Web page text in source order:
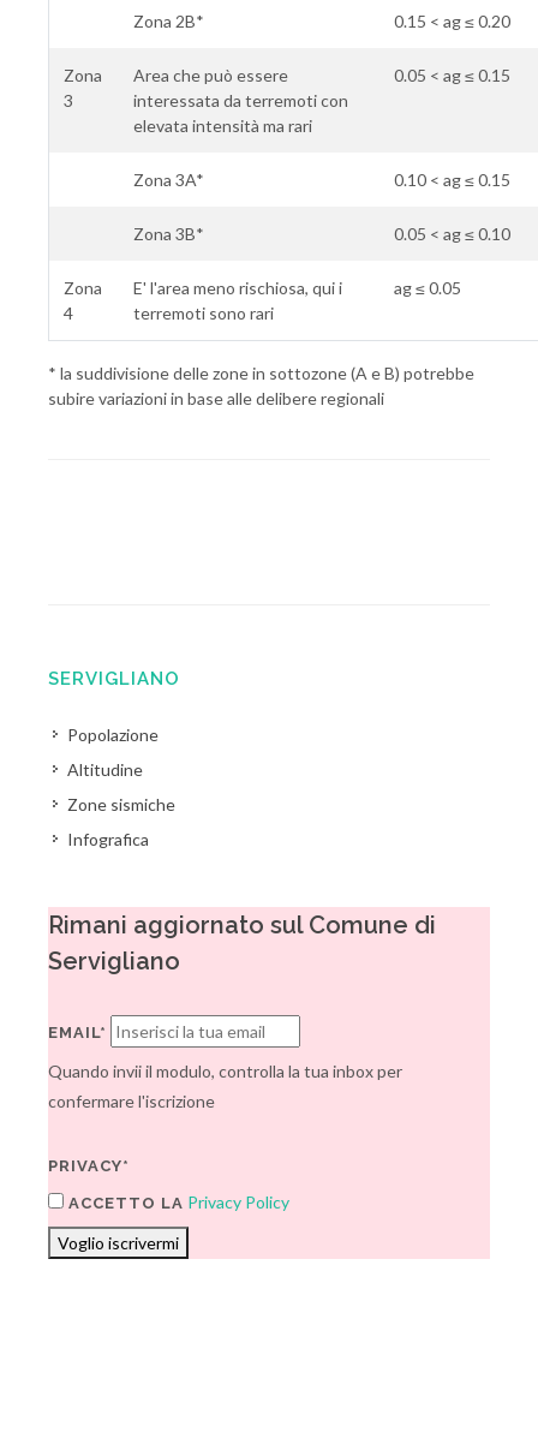
Zona 2B* 0.15 < ag ≤ 0.20
Zona
3
Area che può essere
interessata da terremoti con
elevata intensità ma rari
0.05 < ag ≤ 0.15
Zona 3A* 0.10 < ag ≤ 0.15
Zona 3B* 0.05 < ag ≤ 0.10
Zona
4
E' l'area meno rischiosa, qui i
terremoti sono rari
ag ≤ 0.05
* la suddivisione delle zone in sottozone (A e B) potrebbe
subire variazioni in base alle delibere regionali
SERVIGLIANO
Popolazione
Altitudine
Zone sismiche
Infografica
Rimani aggiornato sul Comune di
Servigliano
EMAIL*
Quando invii il modulo, controlla la tua inbox per
confermare l'iscrizione
PRIVACY*
ACCETTO LA Privacy Policy
Voglio iscrivermi